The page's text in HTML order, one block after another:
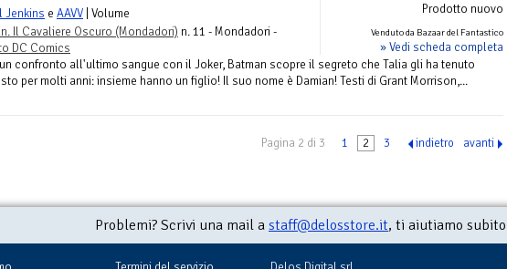
Prodotto nuovo
Venduto da Bazaar del Fantastico
» Vedi scheda completa
Jenkins e AAVV | Volume
Il Cavaliere Oscuro (Mondadori) n. 11 - Mondadori -
DC Comics
confronto all'ultimo sangue con il Joker, Batman scopre il segreto che Talia gli ha tenuto
per molti anni: insieme hanno un figlio! Il suo nome è Damian! Testi di Grant Morrison,...
Pagina 2 di 3 1 2 3 indietro avanti
Problemi? Scrivi una mail a staff@delosstore.it, ti aiutiamo